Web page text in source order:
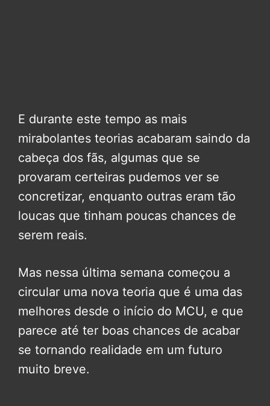
E durante este tempo as mais
mirabolantes teorias acabaram saindo da
cabeça dos fãs, algumas que se
provaram certeiras pudemos ver se
concretizar, enquanto outras eram tão
loucas que tinham poucas chances de
serem reais.
Mas nessa última semana começou a
circular uma nova teoria que é uma das
melhores desde o início do MCU, e que
parece até ter boas chances de acabar
se tornando realidade em um futuro
muito breve.